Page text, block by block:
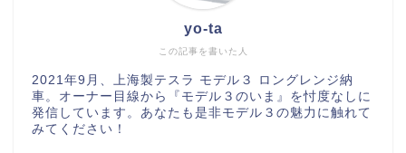
この記事を書いた人
yo-ta
2021年9月、上海製テスラ モデル３ ロングレンジ納
車。オーナー目線から『モデル３のいま』を忖度なしに
発信しています。あなたも是非モデル３の魅力に触れて
みてください！